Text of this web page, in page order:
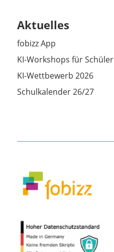
Aktuelles
fobizz App
KI-Workshops für Schüler
KI-Wettbewerb 2026
Schulkalender 26/27